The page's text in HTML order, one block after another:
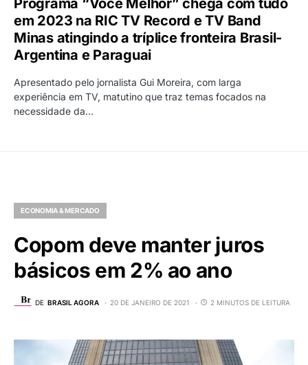
em 2023 na RIC TV Record e TV Band
Minas atingindo a tríplice fronteira Brasil-
Argentina e Paraguai
Apresentado pelo jornalista Gui Moreira, com larga
experiência em TV, matutino que traz temas focados na
necessidade da…
ECONOMIA & MERCADO
Copom deve manter juros
básicos em 2% ao ano
DE BRASIL AGORA 20 DE JANEIRO DE 2021 2 MINUTOS DE LEITURA